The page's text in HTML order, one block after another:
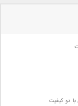
با دو کیفیت